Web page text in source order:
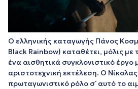
Ο ελληνικής καταγωγής Πάνος
Black Rainbow) καταθέτει, μόλις με
ένα αισθητικά συγκλονιστικό
αριστοτεχνική εκτέλεση. Ο
πρωταγωνιστικό ρόλο σ΄ αυτό το